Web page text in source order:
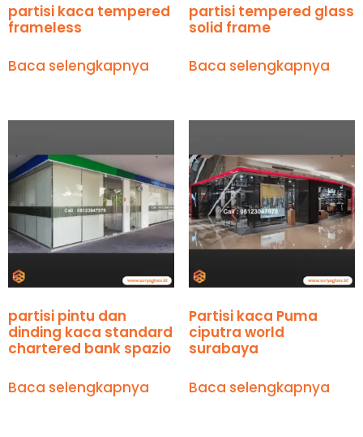
partisi kaca tempered
frameless
Baca selengkapnya
partisi tempered glass
solid frame
Baca selengkapnya
partisi pintu dan
dinding kaca standard
chartered bank spazio
Baca selengkapnya
Partisi kaca Puma
ciputra world
surabaya
Baca selengkapnya